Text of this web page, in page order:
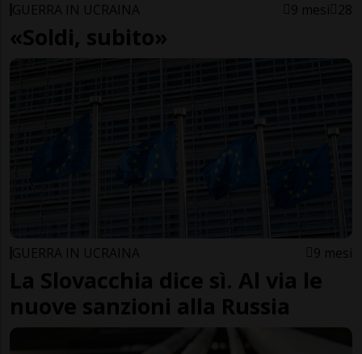
GUERRA IN UCRAINA 9 mesi 28
«Soldi, subito»
GUERRA IN UCRAINA 9 mesi
La Slovacchia dice sì. Al via le
nuove sanzioni alla Russia